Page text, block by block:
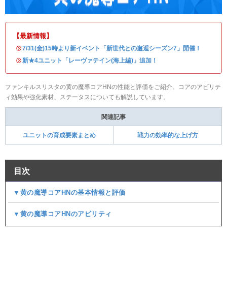
【最新情報】
・7/31(金)15時より新イベント「新世代との邂逅シーズン7」開催！
・新★4ユニット「レーヴァテイン(海上編)」追加！
ファンキルスリスタの黄の魔導コアHNの性能と評価をご紹介。コアのアビリテ
ィ効果や強化素材、ステータスについても解説しています。
関連記事
ユニットの育成要素まとめ 戦力の効率的な上げ方
目次
▼黄の魔導コアHNの基本情報と評価
▼黄の魔導コアHNのアビリティ